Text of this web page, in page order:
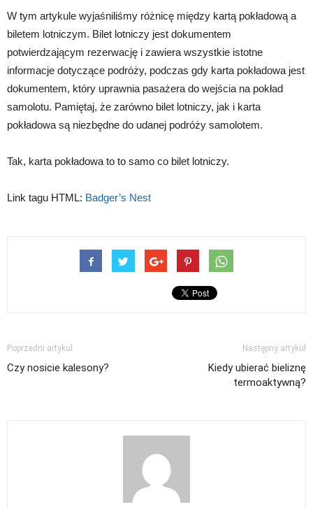
W tym artykule wyjaśniliśmy różnicę między kartą pokładową a
biletem lotniczym. Bilet lotniczy jest dokumentem
potwierdzającym rezerwację i zawiera wszystkie istotne
informacje dotyczące podróży, podczas gdy karta pokładowa jest
dokumentem, który uprawnia pasażera do wejścia na pokład
samolotu. Pamiętaj, że zarówno bilet lotniczy, jak i karta
pokładowa są niezbędne do udanej podróży samolotem.
Tak, karta pokładowa to to samo co bilet lotniczy.
Link tagu HTML: Badger’s Nest
Poprzedni artykuł
Czy nosicie kalesony?
Następny artykuł
Kiedy ubierać bieliznę
termoaktywną?